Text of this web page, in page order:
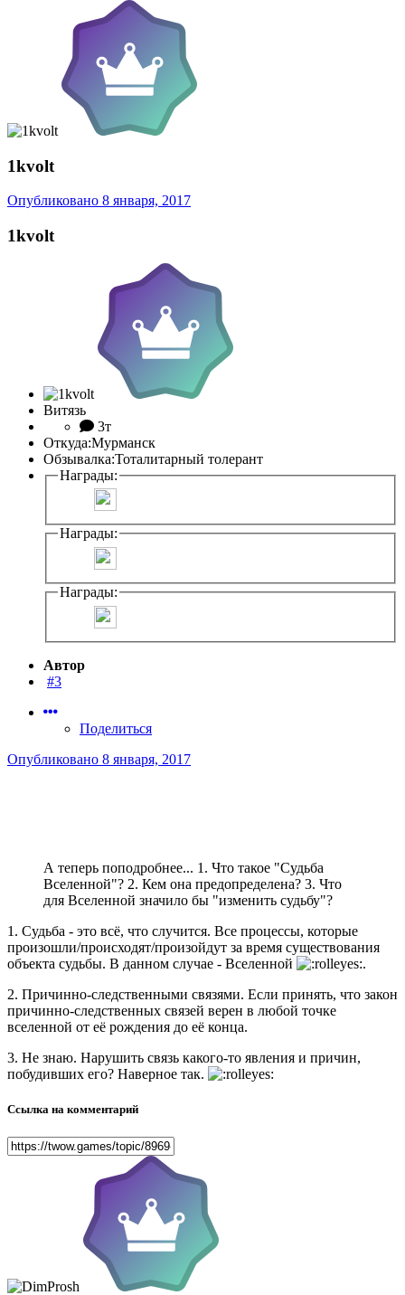
1kvolt
Опубликовано 8 января, 2017
1kvolt
Витязь
3т
Откуда:Мурманск
Обзывалка:Тоталитарный толерант
Награды:
Награды:
Награды:
Автор
#3
Поделиться
Опубликовано 8 января, 2017
А теперь поподробнее... 1. Что такое "Судьба
Вселенной"? 2. Кем она предопределена? 3. Что
для Вселенной значило бы "изменить судьбу"?
1. Судьба - это всё, что случится. Все процессы, которые
произошли/происходят/произойдут за время существования
объекта судьбы. В данном случае - Вселенной
.
2. Причинно-следственными связями. Если принять, что закон
причинно-следственных связей верен в любой точке
вселенной от её рождения до её конца.
3. Не знаю. Нарушить связь какого-то явления и причин,
побудивших его? Наверное так.
Ссылка на комментарий